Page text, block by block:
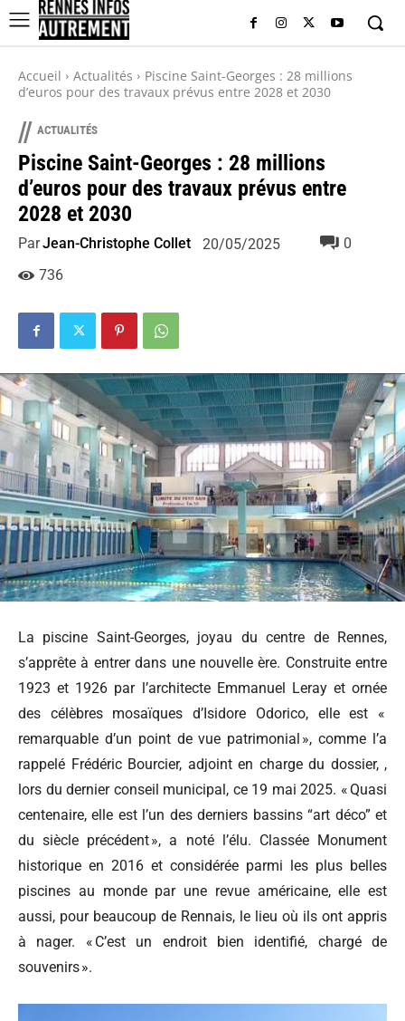
Accueil Actualités
Piscine Saint-Georges : 28 millions
d’euros pour des travaux prévus entre 2028 et 2030
// ACTUALITÉS
Piscine Saint-Georges : 28 millions
d’euros pour des travaux prévus entre
2028 et 2030
ParJean-Christophe Collet 20/05/2025
0
736
La piscine Saint-Georges, joyau du centre de Rennes,
s’apprête à entrer dans une nouvelle ère. Construite entre
1923 et 1926 par l’architecte Emmanuel Leray et ornée
des célèbres mosaïques d’Isidore Odorico, elle est «
remarquable d’un point de vue patrimonial », comme l’a
rappelé Frédéric Bourcier, adjoint en charge du dossier, ,
lors du dernier conseil municipal, ce 19 mai 2025. « Quasi
centenaire, elle est l’un des derniers bassins “art déco” et
du siècle précédent », a noté l’élu. Classée Monument
historique en 2016 et considérée parmi les plus belles
piscines au monde par une revue américaine, elle est
aussi, pour beaucoup de Rennais, le lieu où ils ont appris
à nager. « C’est un endroit bien identifié, chargé de
souvenirs ».